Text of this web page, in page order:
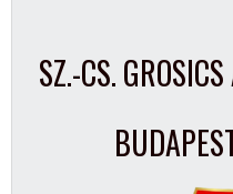
SZ.-CS.